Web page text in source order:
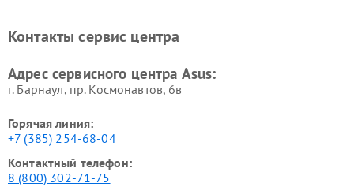
Контакты сервис центра
Адрес сервисного центра Asus:
г. Барнаул, ​пр. Космонавтов, 6в
Горячая линия:
+7 (385) 254-68-04
Контактный телефон:
8 (800) 302-71-75